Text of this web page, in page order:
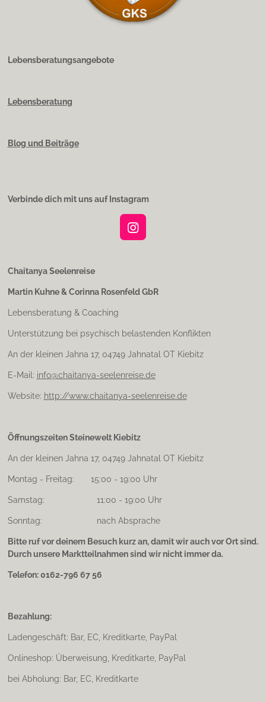
Lebensberatungsangebote
Lebensberatung
Blog und Beiträge
Verbinde dich mit uns auf Instagram
I
g
m
Chaitanya Seelenreise
Martin Kuhne & Corinna Rosenfeld GbR
Lebensberatung & Coaching
Unterstützung bei psychisch belastenden Konflikten
An der kleinen Jahna 17, 04749 Jahnatal OT Kiebitz
E-Mail: info@chaitanya-seelenreise.de
Website: http://www.chaitanya-seelenreise.de
Öffnungszeiten Steinewelt Kiebitz
An der kleinen Jahna 17, 04749 Jahnatal OT Kiebitz
Montag - Freitag: 15:00 - 19:00 Uhr
Samstag: 11:00 - 19:00 Uhr
Sonntag: nach Absprache
Bitte ruf vor deinem Besuch kurz an, damit wir auch vor Ort sind.
Durch unsere Marktteilnahmen sind wir nicht immer da.
Telefon: 0162-796 67 56
Bezahlung:
Ladengeschäft: Bar, EC, Kreditkarte, PayPal
Onlineshop: Überweisung, Kreditkarte, PayPal
bei Abholung: Bar, EC, Kreditkarte